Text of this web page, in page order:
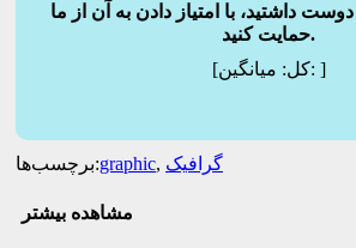
داشتید، با امتیاز دادن به آن از ما
حمایت کنید.
[کل:میانگین: ]
برچسب‌ها:graphic, گرافیک
مشاهده بیشتر